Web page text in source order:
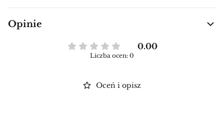
Opinie
0.00
Liczba ocen: 0
Oceń i opisz